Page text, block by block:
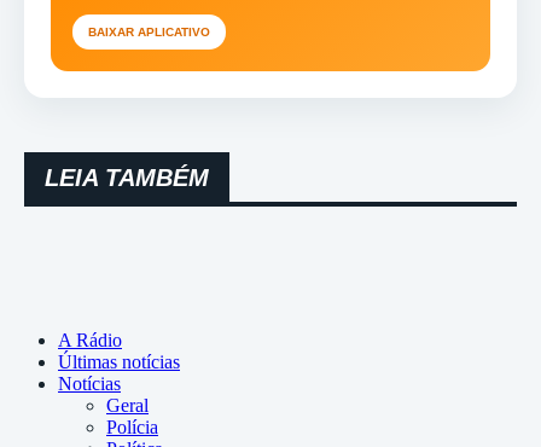
BAIXAR APLICATIVO
LEIA TAMBÉM
A Rádio
Últimas notícias
Notícias
Geral
Polícia